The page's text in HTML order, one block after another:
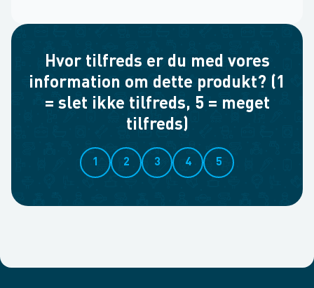
Hvor tilfreds er du med vores
information om dette produkt? (1
= slet ikke tilfreds, 5 = meget
tilfreds)
1 2 3 4 5